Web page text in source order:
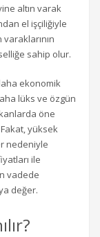
altın varak
el işçiliğiyle
sahip olur.
ekonomik
lüks ve özgün
öne
yüksek
nedeniyle
ile
vadede
değer.